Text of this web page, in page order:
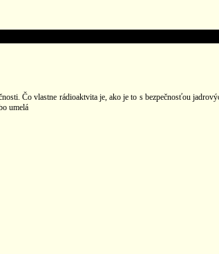
Čo vlastne rádioaktvita je, ako je to s bezpečnosťou
umelá